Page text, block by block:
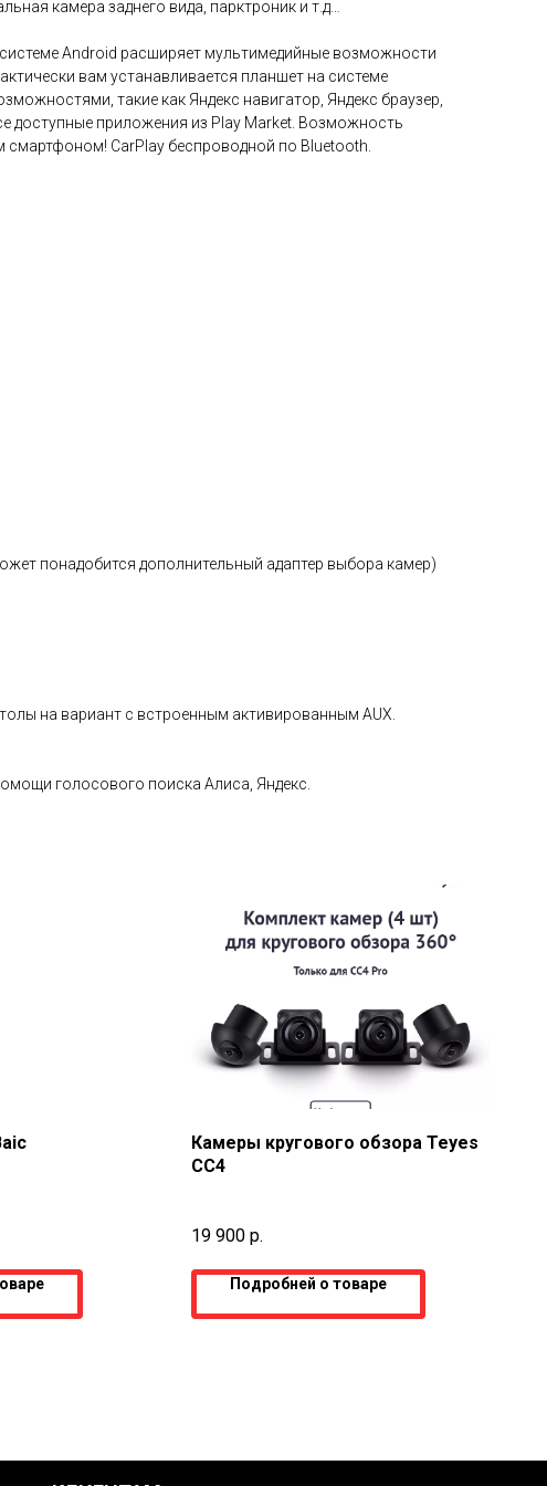
камера заднего вида, парктроник и т.д…
Android расширяет мультимедийные возможности
вам устанавливается планшет на системе
такие как Яндекс навигатор, Яндекс браузер,
доступные приложения из Play Market. Возможность
смартфоном! CarPlay беспроводной по Bluetooth.
понадобится дополнительный адаптер выбора камер)
на вариант с встроенным активированным AUX.
голосового поиска Алиса, Яндекс.
Камеры кругового обзора Teyes
CC4
19 900 р.
Подробней о товаре